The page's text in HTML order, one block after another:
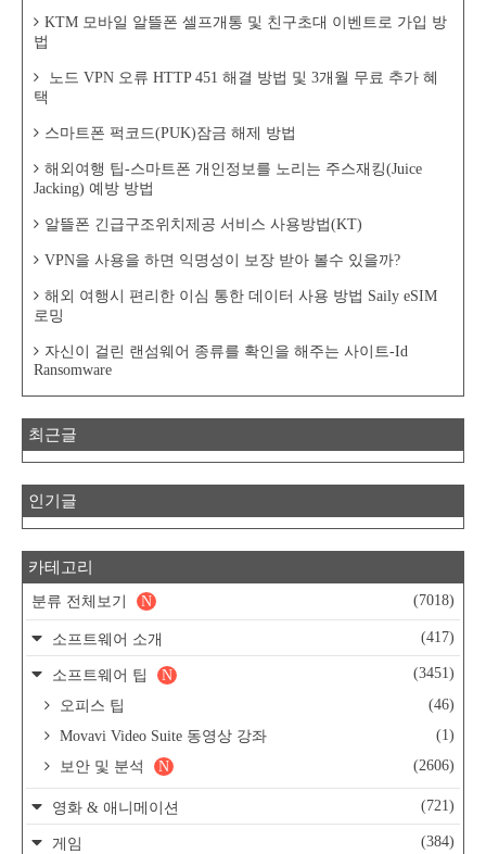
KTM 모바일 알뜰폰 셀프개통 및 친구초대 이벤트로 가입 방
법
노드 VPN 오류 HTTP 451 해결 방법 및 3개월 무료 추가 혜
택
스마트폰 퍽코드(PUK)잠금 해제 방법
해외여행 팁-스마트폰 개인정보를 노리는 주스재킹(Juice
Jacking) 예방 방법
알뜰폰 긴급구조위치제공 서비스 사용방법(KT)
VPN을 사용을 하면 익명성이 보장 받아 볼수 있을까?
해외 여행시 편리한 이심 통한 데이터 사용 방법 Saily eSIM
로밍
자신이 걸린 랜섬웨어 종류를 확인을 해주는 사이트-Id
Ransomware
최근글
인기글
카테고리
분류 전체보기 (7018)
N
소프트웨어 소개 (417)
소프트웨어 팁 (3451)
N
오피스 팁
(46)
Movavi Video Suite 동영상 강좌
(1)
보안 및 분석
(2606)
N
영화 & 애니메이션 (721)
게임
(384)